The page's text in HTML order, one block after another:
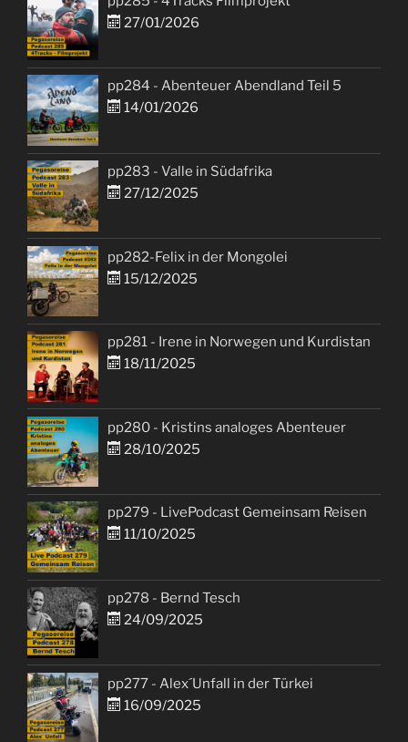
27/01/2026
pp284 - Abenteuer Abendland Teil 5
14/01/2026
pp283 - Valle in Südafrika
27/12/2025
pp282-Felix in der Mongolei
15/12/2025
pp281 - Irene in Norwegen und Kurdistan
18/11/2025
pp280 - Kristins analoges Abenteuer
28/10/2025
pp279 - LivePodcast Gemeinsam Reisen
11/10/2025
pp278 - Bernd Tesch
24/09/2025
pp277 - Alex´Unfall in der Türkei
16/09/2025